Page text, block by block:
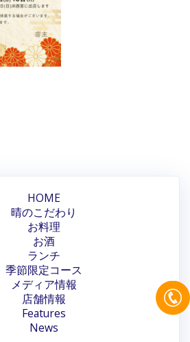
HOME
晴のこだわり
お料理
お酒
ランチ
季節限定コース
メディア情報
店舗情報
Features
News